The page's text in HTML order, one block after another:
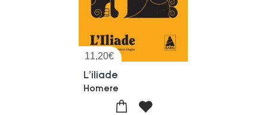
11,20€
L'iliade
Homere